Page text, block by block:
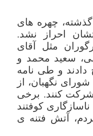
چهره های
احراز نشد.
مثل آقای
سعید محمد و
دادند و طی نامه
نگهبان، از
شرکت کنند. برخی
کوفتند
آتش فتنه ی